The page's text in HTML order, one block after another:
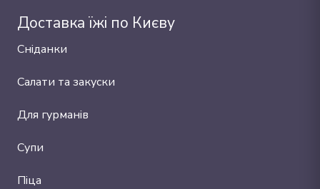
Доставка їжі по Києву
Сніданки
Салати та закуски
Для гурманів
Супи
Піца